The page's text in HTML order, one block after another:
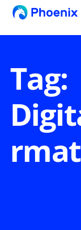
Services
About Us
Contacts
News and
Tag: